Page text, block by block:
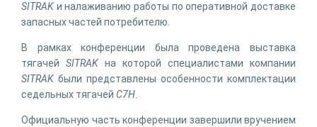
SITRAK и налаживанию работы по оперативной доставке
запасных частей потребителю.
В рамках конференции была проведена выставка
тягачей SITRAK на которой специалистами компании
SITRAK были представлены особенности комплектации
седельных тягачей C7H.
Официальную часть конференции завершили вручением